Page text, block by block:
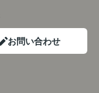
お問い合わせ